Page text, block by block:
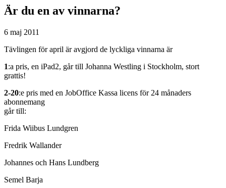
Är du en av vinnarna?
6 maj 2011
Tävlingen för april är avgjord de lyckliga vinnarna är
1:a pris, en iPad2, går till Johanna Westling i Stockholm, stort
grattis!
2-20:e pris med en JobOffice Kassa licens för 24 månaders
abonnemang
går till:
Frida Wiibus Lundgren
Fredrik Wallander
Johannes och Hans Lundberg
Semel Barja